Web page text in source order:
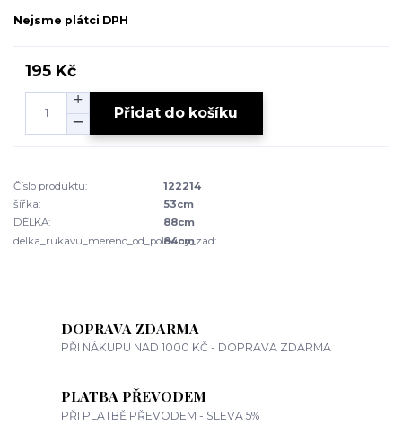
Nejsme plátci DPH
195 Kč
Přidat do košíku
Číslo produktu:
122214
šířka:
53cm
DÉLKA:
88cm
delka_rukavu_mereno_od_poloviny_zad:
84cm
DOPRAVA ZDARMA
PŘI NÁKUPU NAD 1000 KČ - DOPRAVA ZDARMA
PLATBA PŘEVODEM
PŘI PLATBĚ PŘEVODEM - SLEVA 5%